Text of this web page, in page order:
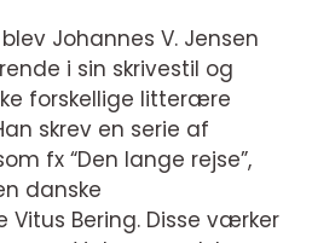
Johannes V. Jensen
i sin skrivestil og
forskellige litterære
skrev en serie af
fx “Den lange rejse”,
danske
Vitus Bering. Disse værker